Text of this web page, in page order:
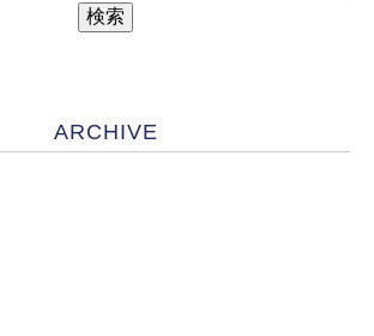
ARCHIVE